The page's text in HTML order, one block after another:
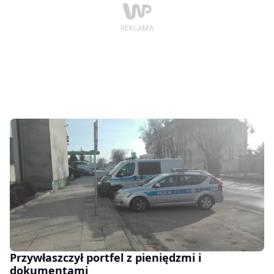
Przywłaszczył portfel z pieniędzmi i
dokumentami